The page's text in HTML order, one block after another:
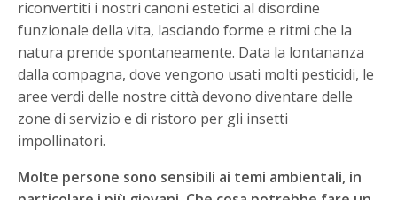
riconvertiti i nostri canoni estetici al disordine
funzionale della vita, lasciando forme e ritmi che la
natura prende spontaneamente. Data la lontananza
dalla compagna, dove vengono usati molti pesticidi, le
aree verdi delle nostre città devono diventare delle
zone di servizio e di ristoro per gli insetti
impollinatori.
Molte persone sono sensibili ai temi ambientali, in